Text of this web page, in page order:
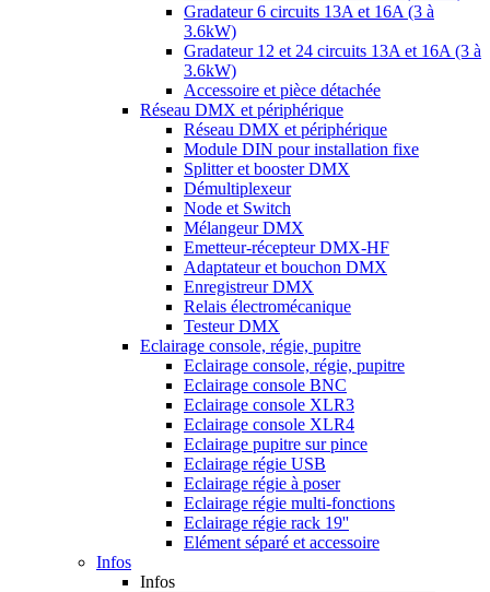
Gradateur 6 circuits 13A et 16A (3 à
3.6kW)
Gradateur 12 et 24 circuits 13A et 16A (3 à
3.6kW)
Accessoire et pièce détachée
Réseau DMX et périphérique
Réseau DMX et périphérique
Module DIN pour installation fixe
Splitter et booster DMX
Démultiplexeur
Node et Switch
Mélangeur DMX
Emetteur-récepteur DMX-HF
Adaptateur et bouchon DMX
Enregistreur DMX
Relais électromécanique
Testeur DMX
Eclairage console, régie, pupitre
Eclairage console, régie, pupitre
Eclairage console BNC
Eclairage console XLR3
Eclairage console XLR4
Eclairage pupitre sur pince
Eclairage régie USB
Eclairage régie à poser
Eclairage régie multi-fonctions
Eclairage régie rack 19''
Elément séparé et accessoire
Infos
Infos